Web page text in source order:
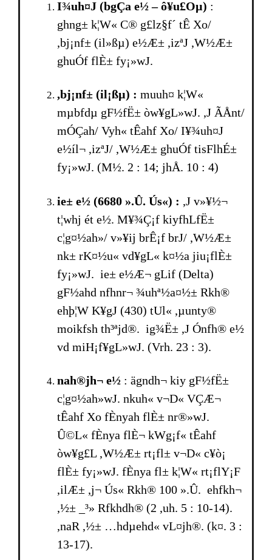
I¾uh¤J (bgÇa e½ – ô¥u£Oµ) :
ghng± k¦W« C® g£lz§f´ tÊ Xo/
,bj¡nf± (il»ßµ) e½Æ± ,izªJ ,W½Æ±
ghuÓf flÈ± fy¡»wJ.
,bj¡nf± (il¡ßµ) : muuh¤ k¦W«
mµbfdµ gF½fË± òw¥gL»wJ. ,J ÃÅnt/
mÓÇah/ Vyh« tÊahf Xo/ I¥¾uh¤J
e½íl¬ ,izªJ/ ,W½Æ± ghuÓf tisFlhÉ±
fy¡»wJ. (M½. 2 : 14; jhÅ. 10 : 4)
ie± e½ (6680 ».Û. Ús«) : ,J v»¥½¬
t¦whj ét e½. M¥¾Ç¡f kiyfhLfË±
c¦g¤½ah»/ v»¥ij brÊ¡f br­J/ ,W½Æ±
nk± rK¤½u« vd¥gL« k¤½a jiu¡flÈ±
fy¡»wJ. ie± e½Æ¬ gLif (Delta)
gF½ahd nfhnr¬ ¾uhª½a¤½± Rkh®
ehþ¦W K¥gJ (430) tUl« ,µunty®
moikfsh­ th³ªjd®. ig¾Ë± ,J Ónfh® e½
vd miH¡f¥gL»wJ. (Vrh. 23 : 3).
nah®jh¬ e½ : ägndh¬ kiy gF½fË±
c¦g¤½ah»wJ. nkuh« v¬D« VÇÆ¬
tÊahf Xo fÈnyah flÈ± nr®»wJ.
Û©L« fÈnya flÈ¬ kWg¡f« tÊahf
òw¥g£L ,W½Æ± rt¡fl± v¬D« c¥ò¡
flÈ± fy¡»wJ. fÈnya fl± k¦W« rt¡flY¡F
,ilÆ± ,j¬ Ús« Rkh® 100 ».Û. ehfkh¬
,½± _³» Rfkhdh® (2 ,uh. 5 : 10-14).
,naR ,½± …hdµehd« vL¤jh®. (k¤. 3 :
13-17).